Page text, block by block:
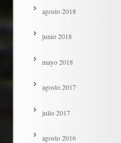
agosto 2018
junio 2018
mayo 2018
agosto 2017
julio 2017
agosto 2016